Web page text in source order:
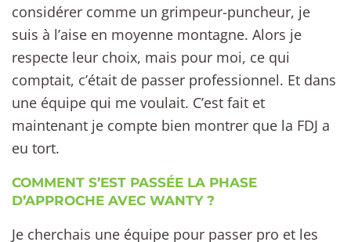
considérer comme un grimpeur-puncheur, je
suis à l’aise en moyenne montagne. Alors je
respecte leur choix, mais pour moi, ce qui
comptait, c’était de passer professionnel. Et dans
une équipe qui me voulait. C’est fait et
maintenant je compte bien montrer que la FDJ a
eu tort.
COMMENT S’EST PASSÉE LA PHASE
D’APPROCHE AVEC WANTY ?
Je cherchais une équipe pour passer pro et les